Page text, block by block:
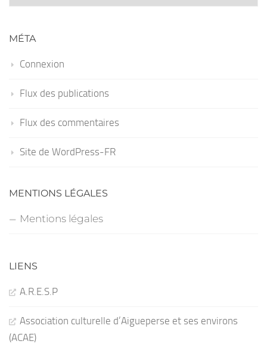
MÉTA
Connexion
Flux des publications
Flux des commentaires
Site de WordPress-FR
MENTIONS LÉGALES
Mentions légales
LIENS
A.R.E.S.P
Association culturelle d’Aigueperse et ses environs
(ACAE)